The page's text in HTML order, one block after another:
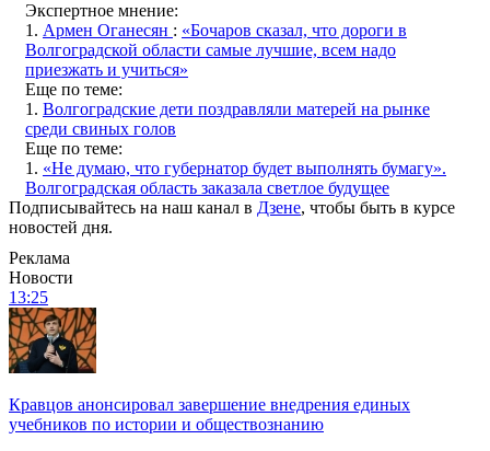
Экспертное мнение:
1. Армен Оганесян : «Бочаров сказал, что дороги в
Волгоградской области самые лучшие, всем надо
приезжать и учиться»
Еще по теме:
1. Волгоградские дети поздравляли матерей на рынке
среди свиных голов
Еще по теме:
1. «Не думаю, что губернатор будет выполнять бумагу».
Волгоградская область заказала светлое будущее
Подписывайтесь на наш канал в Дзене, чтобы быть в курсе
новостей дня.
Реклама
Новости
13:25
Кравцов анонсировал завершение внедрения единых
учебников по истории и обществознанию